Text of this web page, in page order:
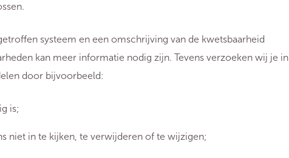
systeem en een omschrijving van de kwetsbaarheid
kan meer informatie nodig zijn. Tevens verzoeken wij je in
door bijvoorbeeld:
is;
niet in te kijken, te verwijderen of te wijzigen;